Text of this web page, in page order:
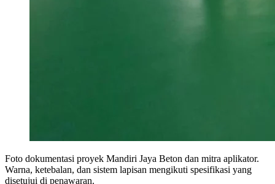
Foto dokumentasi proyek Mandiri Jaya Beton dan mitra aplikator.
Warna, ketebalan, dan sistem lapisan mengikuti spesifikasi yang
disetujui di penawaran.